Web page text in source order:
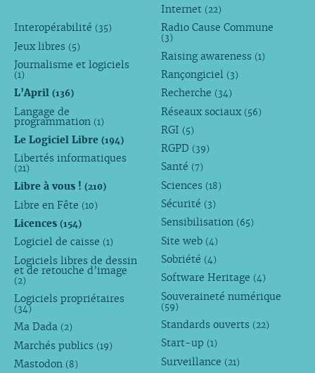
Internet (22)
Interopérabilité (35)
Jeux libres (5)
Journalisme et logiciels
(1)
L’April (136)
Langage de
programmation (1)
Le Logiciel Libre (194)
Libertés informatiques
(21)
Libre à vous ! (210)
Libre en Fête (10)
Licences (154)
Logiciel de caisse (1)
Logiciels libres de dessin
et de retouche d’image
(2)
Logiciels propriétaires
(34)
Ma Dada (2)
Marchés publics (19)
Mastodon (8)
Radio Cause Commune
(3)
Raising awareness (1)
Rançongiciel (3)
Recherche (34)
Réseaux sociaux (56)
RGI (5)
RGPD (39)
Santé (7)
Sciences (18)
Sécurité (3)
Sensibilisation (65)
Site web (4)
Sobriété (4)
Software Heritage (4)
Souveraineté numérique
(59)
Standards ouverts (22)
Start-up (1)
Surveillance (21)